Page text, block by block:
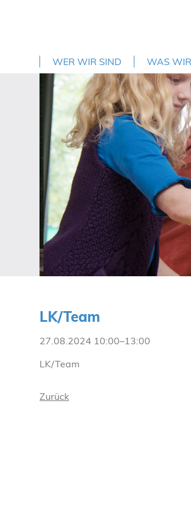
WER WIR SIND WAS
LK/Team
27.08.2024 10:00–13:00
LK/Team
Zurück